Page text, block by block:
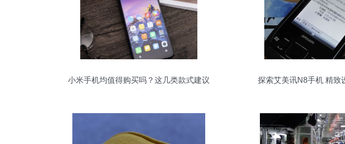
小米手机均值得购买吗？这几类款式建议
探索艾美讯N8手机 精致